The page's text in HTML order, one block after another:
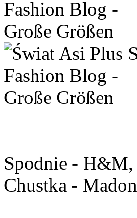
Spodnie -
Chustka -